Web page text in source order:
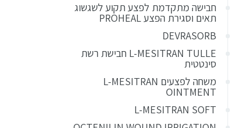
חבישה מתקדמת לפצע תקוע לשגשוג
תאים וסגירת הפצע PROHEAL
DEVRASORB
L-MESITRAN TULLE חבישת רשת
סינטטית
משחה לפצעים L-MESITRAN
OINTMENT
L-MESITRAN SOFT